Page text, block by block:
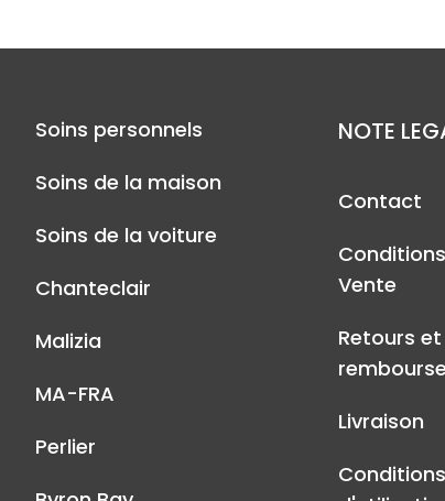
Soins personnels
Soins de la maison
Soins de la voiture
Chanteclair
Malizia
MA-FRA
Perlier
NOTE
Contact
Vente
Retours et
Livraison